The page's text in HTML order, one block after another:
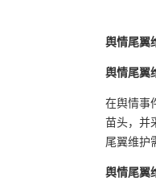
舆情尾翼
舆情尾翼
在舆情事
苗头，并
尾翼维护
舆情尾翼